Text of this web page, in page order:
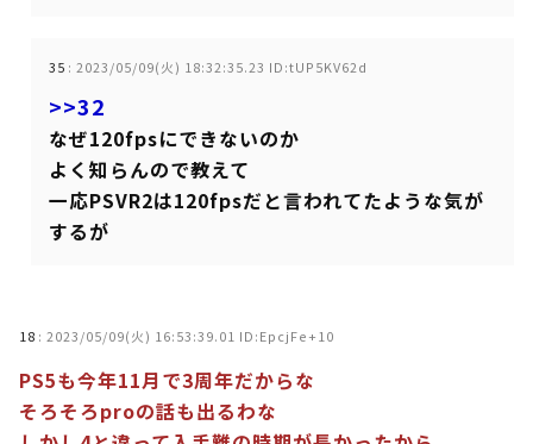
35 : 2023/05/09(火) 18:32:35.23 ID:tUP5KV62d
>>32
なぜ120fpsにできないのか
よく知らんので教えて
一応PSVR2は120fpsだと言われてたような気が
するが
18 : 2023/05/09(火) 16:53:39.01 ID:EpcjFe+10
PS5も今年11月で3周年だからな
そろそろproの話も出るわな